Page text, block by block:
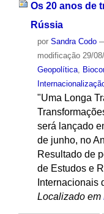
Os 20 anos de
Rússia
por Sandra Codo
modificação29/
Geopolítica,
"Uma Longa
será lançado
de junho, no
Resultado de
de Estudos e
Internacionais
Localizado em